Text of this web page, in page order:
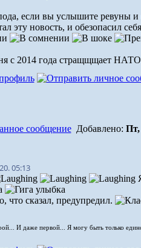
если вы услышите ревуны
эту новость, и обезопасил
с 2014 года стращщщает
Добавлено: Пт,
05:13
что сказал, предупредил.
И даже первой... Я могу быть только